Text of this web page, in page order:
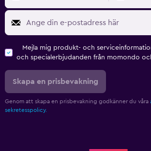
Mejla mig produkt- och
och specialerbjudanden från momondo
Skapa en prisbevakning
Genom att skapa en prisbevakning godkänner du våra
sekretesspolicy.